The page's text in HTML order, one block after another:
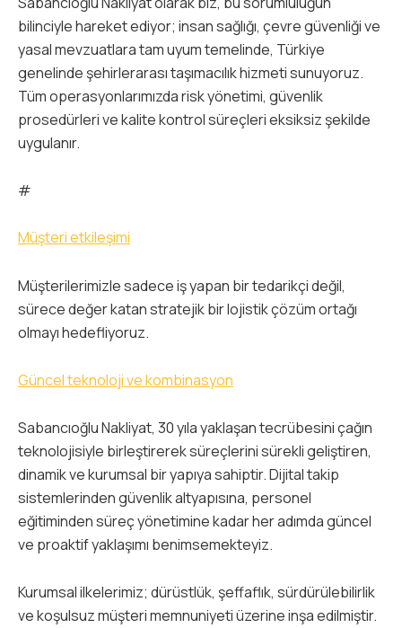
bilinciyle hareket ediyor; insan sağlığı, çevre güvenliği ve
yasal mevzuatlara tam uyum temelinde, Türkiye
genelinde şehirlerarası taşımacılık hizmeti sunuyoruz.
Tüm operasyonlarımızda risk yönetimi, güvenlik
prosedürleri ve kalite kontrol süreçleri eksiksiz şekilde
uygulanır.
#
Müşteri etkileşimi
Müşterilerimizle sadece iş yapan bir tedarikçi değil,
sürece değer katan stratejik bir lojistik çözüm ortağı
olmayı hedefliyoruz.
Güncel teknoloji ve kombinasyon
Sabancıoğlu Nakliyat, 30 yıla yaklaşan tecrübesini çağın
teknolojisiyle birleştirerek süreçlerini sürekli geliştiren,
dinamik ve kurumsal bir yapıya sahiptir. Dijital takip
sistemlerinden güvenlik altyapısına, personel
eğitiminden süreç yönetimine kadar her adımda güncel
ve proaktif yaklaşımı benimsemekteyiz.
Kurumsal ilkelerimiz; dürüstlük, şeffaflık, sürdürülebilirlik
ve koşulsuz müşteri memnuniyeti üzerine inşa edilmiştir.